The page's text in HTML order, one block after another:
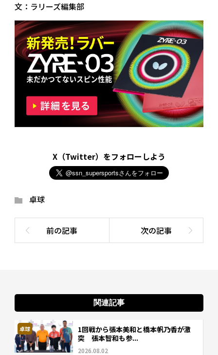
文：ラリーズ編集部
X（Twitter）をフォローしよう
卓球
関連記事
卓球
1回戦から張本美和と橋本帆乃香が激
突 張本智和も参...
2026.08.02